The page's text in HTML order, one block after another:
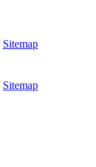
Sitemap
Sitemap